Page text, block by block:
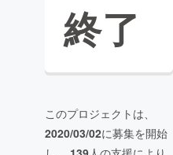
終了
このプロジェクトは、
2020/03/02に募集を開始